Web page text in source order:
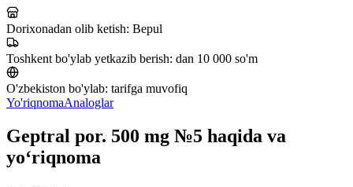
Dorixonadan olib ketish: Bepul
Toshkent bo'ylab yetkazib berish: dan 10 000 so'm
O'zbekiston bo'ylab: tarifga muvofiq
Yo'riqnomaAnaloglar
Geptral por. 500 mg №5 haqida va
yo‘riqnoma